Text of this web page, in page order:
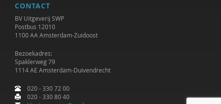
Michiel de Ronde
Marcel de Rooij
Maurice de van der Schueren
Otto Dellemann
CONTACT
BV Uitgeverij SWP
Postbus 12010
1100 AA Amsterdam-Zuidoost
Bezoekadres:
Spaklerweg 79
1114 AE Amsterdam-Duivendrecht
020 - 330 72 00
020 - 330 80 40